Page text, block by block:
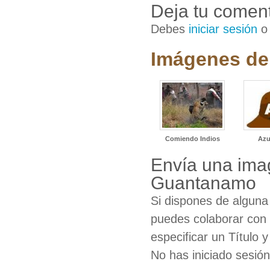
Deja tu
Debes iniciar sesión
Imágenes
Comiendo Indios
Envía una
Guantanamo
Si dispones de
puedes colaborar
especificar un Título
No has iniciado